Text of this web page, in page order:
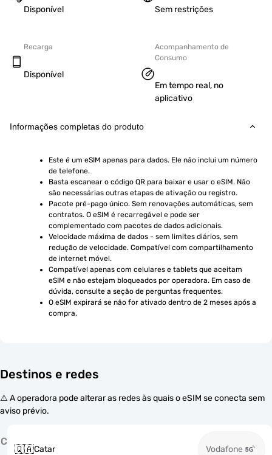
Disponível Sem restrições
Recarga
Disponível
Acompanhamento de
Consumo
Em tempo real, no
aplicativo
Informações completas do produto
Este é um eSIM apenas para dados. Ele não inclui um número
de telefone.
Basta escanear o código QR para baixar e usar o eSIM. Não
são necessárias outras etapas de ativação ou registro.
Pacote pré-pago único. Sem renovações automáticas, sem
contratos. O eSIM é recarregável e pode ser
complementado com pacotes de dados adicionais.
Velocidade máxima de dados - sem limites diários, sem
redução de velocidade. Compatível com compartilhamento
de internet móvel.
Compatível apenas com celulares e tablets que aceitam
eSIM e não estejam bloqueados por operadora. Em caso de
dúvida, consulte a seção de perguntas frequentes.
O eSIM expirará se não for ativado dentro de 2 meses após a
compra.
Destinos e redes
⚠️ A operadora pode alterar as redes às quais o eSIM se conecta sem
aviso prévio.
C
🇶🇦Catar Vodafone